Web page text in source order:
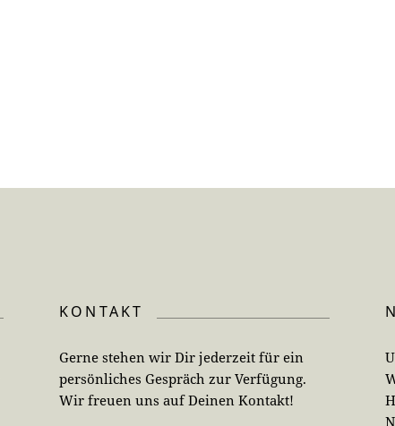
KONTAKT
Gerne stehen wir Dir jederzeit für ein
persönliches Gespräch zur Verfügung.
Wir freuen uns auf Deinen Kontakt!